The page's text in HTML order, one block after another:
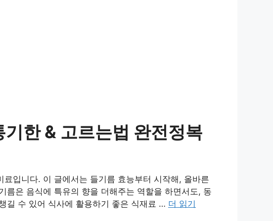
한 & 고르는법 완전정복
입니다. 이 글에서는 들기름 효능부터 시작해, 올바른
름은 음식에 특유의 향을 더해주는 역할을 하면서도, 동
길 수 있어 식사에 활용하기 좋은 식재료 … 더 읽기